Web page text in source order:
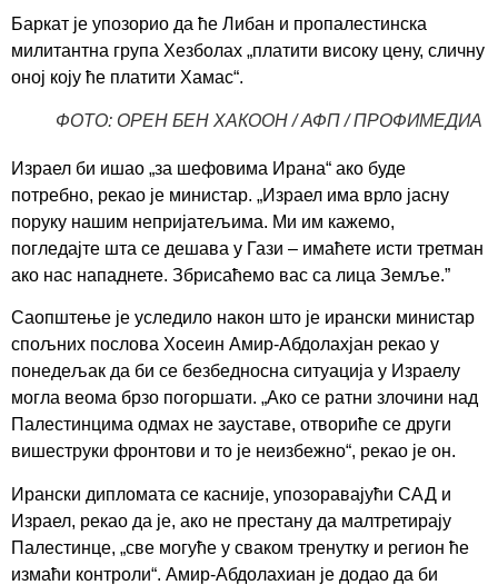
Баркат је упозорио да ће Либан и пропалестинска
милитантна група Хезболах „платити високу цену, сличну
оној коју ће платити Хамас“.
ФОТО: ОРЕН БЕН ХАКООН / АФП / ПРОФИМЕДИА
Израел би ишао „за шефовима Ирана“ ако буде
потребно, рекао је министар. „Израел има врло јасну
поруку нашим непријатељима. Ми им кажемо,
погледајте шта се дешава у Гази – имаћете исти третман
ако нас нападнете. Збрисаћемо вас са лица Земље.”
Саопштење је уследило након што је ирански министар
спољних послова Хосеин Амир-Абдолахјан рекао у
понедељак да би се безбедносна ситуација у Израелу
могла веома брзо погоршати. „Ако се ратни злочини над
Палестинцима одмах не зауставе, отвориће се други
вишеструки фронтови и то је неизбежно“, рекао је он.
Ирански дипломата се касније, упозоравајући САД и
Израел, рекао да је, ако не престану да малтретирају
Палестинце, „све могуће у сваком тренутку и регион ће
измаћи контроли“. Амир-Абдолахиан је додао да би